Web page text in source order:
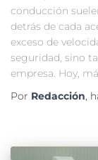
conducción
detrás de cada
exceso de
seguridad, sino
empresa. Hoy,
Por Redacción,